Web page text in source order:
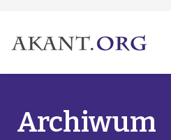
Archiwum